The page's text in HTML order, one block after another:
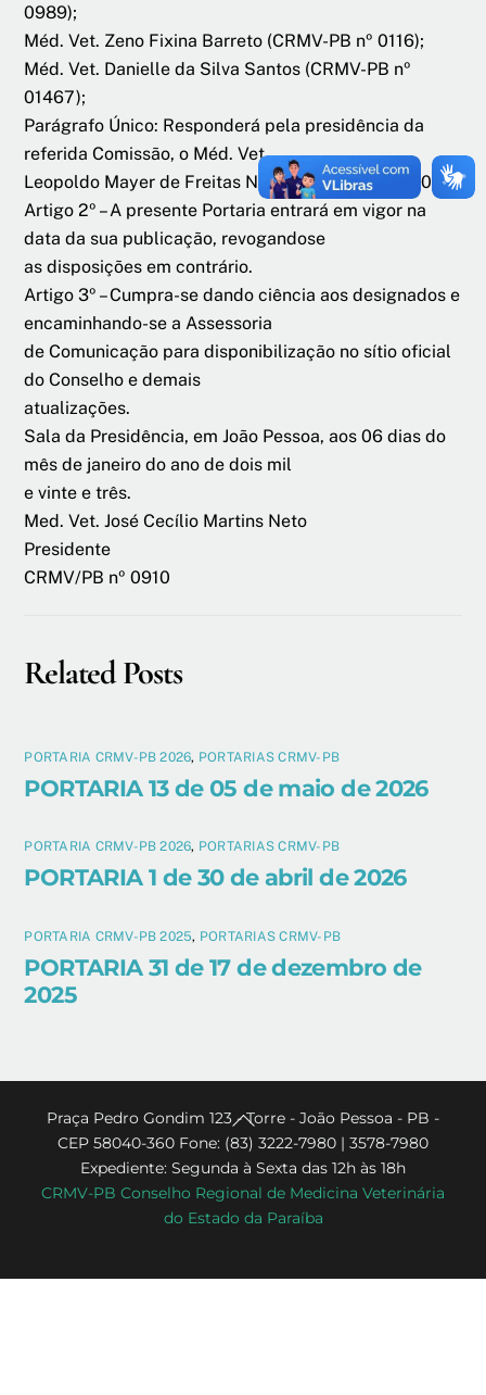
0989);
Méd. Vet. Zeno Fixina Barreto (CRMV-PB nº 0116);
Méd. Vet. Danielle da Silva Santos (CRMV-PB nº
01467);
Parágrafo Único: Responderá pela presidência da
referida Comissão, o Méd. Vet.
Leopoldo Mayer de Freitas Neto (CRMV-PB nº 0703).
Artigo 2º – A presente Portaria entrará em vigor na
data da sua publicação, revogandose
as disposições em contrário.
Artigo 3º – Cumpra-se dando ciência aos designados e
encaminhando-se a Assessoria
de Comunicação para disponibilização no sítio oficial
do Conselho e demais
atualizações.
Sala da Presidência, em João Pessoa, aos 06 dias do
mês de janeiro do ano de dois mil
e vinte e três.
Med. Vet. José Cecílio Martins Neto
Presidente
CRMV/PB nº 0910
Related Posts
PORTARIA CRMV-PB 2026, PORTARIAS CRMV-PB
PORTARIA 13 de 05 de maio de 2026
PORTARIA CRMV-PB 2026, PORTARIAS CRMV-PB
PORTARIA 1 de 30 de abril de 2026
PORTARIA CRMV-PB 2025, PORTARIAS CRMV-PB
PORTARIA 31 de 17 de dezembro de
2025
Back
To
Top
Praça Pedro Gondim 123 - Torre - João Pessoa - PB -
CEP 58040-360 Fone: (83) 3222-7980 | 3578-7980
Expediente: Segunda à Sexta das 12h às 18h
CRMV-PB Conselho Regional de Medicina Veterinária
do Estado da Paraíba